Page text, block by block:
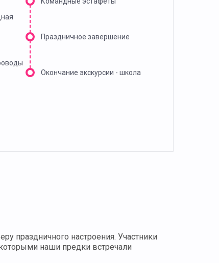
Праздничное завершение
Окончание экскурсии - школа
праздничного настроения. Участники
наши предки встречали